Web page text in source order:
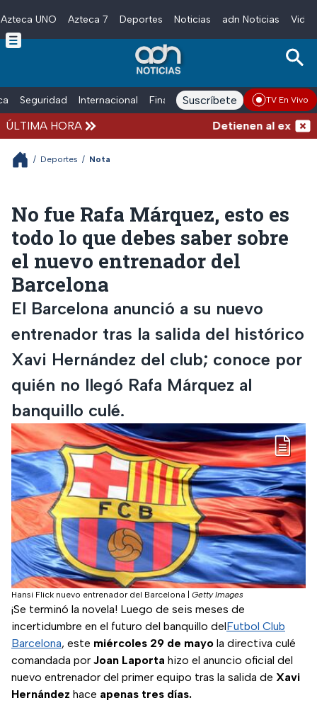
Skip to main content
Azteca UNO Azteca 7 Deportes Noticias adn Noticias
Seguridad Internacional Finanzas adn Noticias Radio
Suscríbete TV En Vivo
ÚLTIMA HORA Detienen al
/ Deportes / Nota
No fue Rafa Márquez, esto es
todo lo que debes saber sobre
el nuevo entrenador del
Barcelona
El Barcelona anunció a su nuevo
entrenador tras la salida del histórico
Xavi Hernández del club; conoce por
quién no llegó Rafa Márquez al
banquillo culé.
Hansi Flick nuevo entrenador del Barcelona Getty Images
¡Se terminó la novela! Luego de seis meses de
incertidumbre en el futuro del banquillo delFutbol Club
Barcelona, este miércoles 29 de mayo la directiva culé
comandada por Joan Laporta hizo el anuncio oficial del
nuevo entrenador del primer equipo tras la salida de Xavi
Hernández hace apenas tres días.